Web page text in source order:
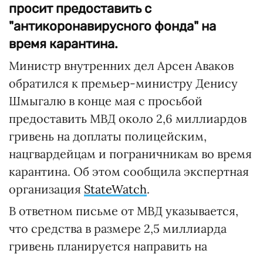
просит предоставить с
"антикоронавирусного фонда" на
время карантина.
Министр внутренних дел Арсен Аваков
обратился к премьер-министру Денису
Шмыгалю в конце мая с просьбой
предоставить МВД около 2,6 миллиардов
гривень на доплаты полицейским,
нацгвардейцам и пограничникам во время
карантина. Об этом сообщила экспертная
организация StateWatch.
В ответном письме от МВД указывается,
что средства в размере 2,5 миллиарда
гривень планируется направить на